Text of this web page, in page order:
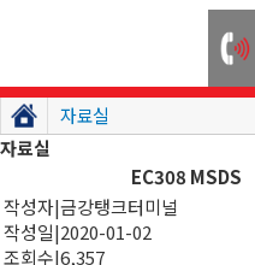
자료실
자료실
EC308 MSDS
작성자|금강탱크터미널
작성일|2020-01-02
조회수|6,357